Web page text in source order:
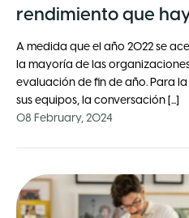
rendimiento que
A medida que el año 2022 se
la mayoría de las
evaluación de fin de año. Para
sus equipos, la conversación [...]
08 February, 2024